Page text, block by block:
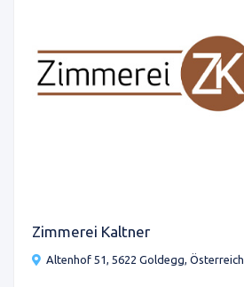
Zimmerei Kaltner
Altenhof 51, 5622 Goldegg, Österreich